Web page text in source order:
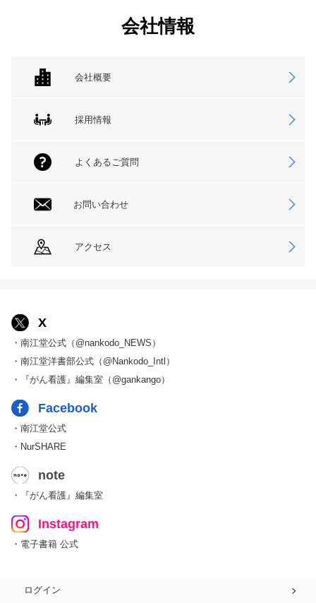
会社情報
会社概要
採用情報
よくあるご質問
お問い合わせ
アクセス
X
・南江堂公式（@nankodo_NEWS）
・南江堂洋書部公式（@Nankodo_Intl）
・『がん看護』編集室（@gankango）
Facebook
・南江堂公式
・NurSHARE
note
・『がん看護』編集室
Instagram
・電子書籍 公式
ログイン